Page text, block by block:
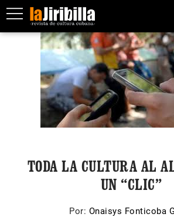
TODA LA CULTURA AL
UN “CLIC”
Por: Onaisys Fonticoba